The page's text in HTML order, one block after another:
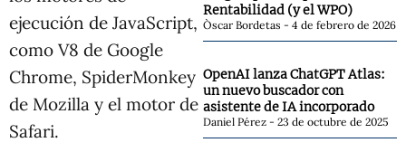
ejecución de JavaScript,
como V8 de Google
Chrome, SpiderMonkey
de Mozilla y el motor de
Safari.
Rentabilidad (y el WPO)
Òscar Bordetas 4 de febrero de 2026
OpenAI lanza ChatGPT Atlas:
un nuevo buscador con
asistente de IA incorporado
Daniel Pérez 23 de octubre de 2025